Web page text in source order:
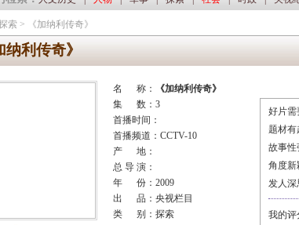
索 > 《加纳利传奇》
纳利传奇》
名 称：
《加纳利传奇》
集 数：3
首播时间：
首播频道：CCTV-10
产 地：
总 导 演：
年 份：2009
出 品：央视栏目
类 别：探索
好片需
题材有
故事性
角度新
发人深
我的评